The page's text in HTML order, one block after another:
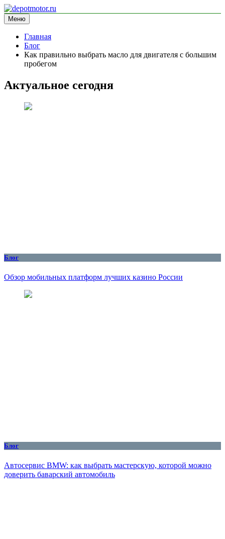
Перейти
к
содержимому
depotmotor.ru
информационный сайт
Меню
Главная
Блог
Как правильно выбрать масло для двигателя с большим
пробегом
Актуальное сегодня
Блог
Обзор мобильных платформ лучших казино России
Блог
Автосервис BMW: как выбрать мастерскую, которой можно
доверить баварский автомобиль